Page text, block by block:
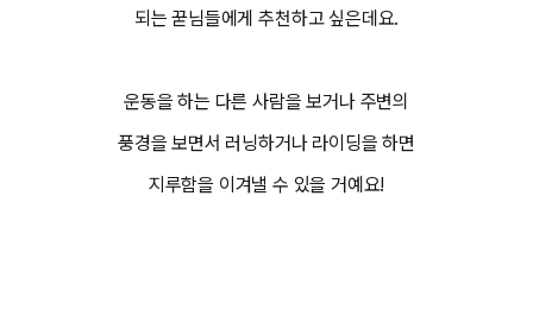
되는 꾿님들에게 추천하고 싶은데요.
운동을 하는 다른 사람을 보거나 주변의
풍경을 보면서 러닝하거나 라이딩을 하면
지루함을 이겨낼 수 있을 거예요!